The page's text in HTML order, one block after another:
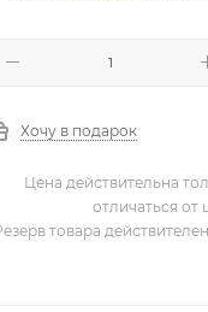
Хочу в подарок
Цена действительна
отличаться от
товара